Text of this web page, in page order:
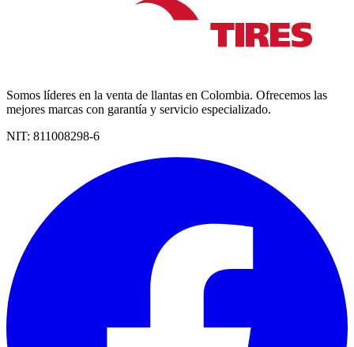
Somos líderes en la venta de llantas en Colombia. Ofrecemos las
mejores marcas con garantía y servicio especializado.
NIT: 811008298-6